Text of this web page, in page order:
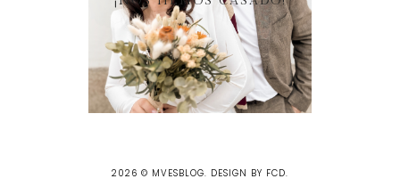
2026 © MVESBLOG. DESIGN BY FCD.